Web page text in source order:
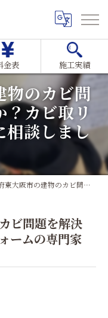
金表 施工実績
物のカビ問
？カビ取リ
相談しまし
物のカビ問題を解決しませんか？カビ取リフォームの専門家に相談しましょう
ビ問題を解決
ームの専門家